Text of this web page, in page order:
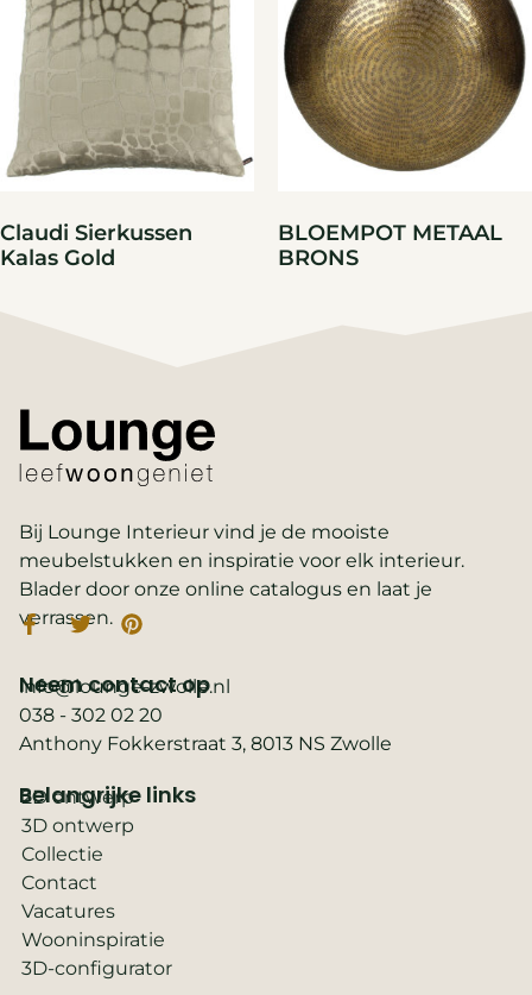
Claudi Sierkussen
Kalas Gold
BLOEMPOT METAAL
BRONS
Bij Lounge Interieur vind je de mooiste
meubelstukken en inspiratie voor elk interieur.
Blader door onze online catalogus en laat je
verrassen.
Belangrijke links
2D ontwerp
3D ontwerp
Collectie
Contact
Vacatures
Wooninspiratie
3D-configurator
Neem contact op
info@lounge-zwolle.nl
038 - 302 02 20
Anthony Fokkerstraat 3, 8013 NS Zwolle